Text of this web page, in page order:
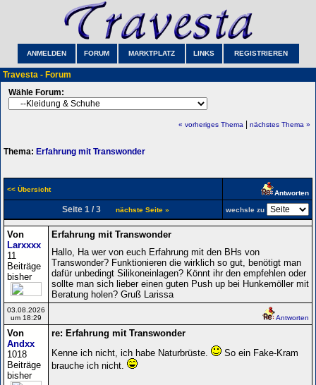
ANMELDEN FORUM MARKTPLATZ LINKS REGISTRIEREN
Travesta - Forum
Wähle Forum:
« vorheriges Thema nächstes Thema »
Thema: Erfahrung mit Transwonder
<< Übersicht Antworten
Seite 1 / 3 nächste Seite » wechsle zu
Von
Larxxxx
11
Beiträge
bisher
Erfahrung mit Transwonder
Hallo, Ha wer von euch Erfahrung mit den BHs von
Transwonder? Funktionieren die wirklich so gut, benötigt man
dafür unbedingt Silikoneinlagen? Könnt ihr den empfehlen oder
sollte man sich lieber einen guten Push up bei Hunkemöller mit
Beratung holen? Gruß Larissa
03.08.2026
um 18:29
Antworten
Von
Andxx
1018
Beiträge
bisher
re: Erfahrung mit Transwonder
Kenne ich nicht, ich habe Naturbrüste.
So ein Fake-Kram
brauche ich nicht.